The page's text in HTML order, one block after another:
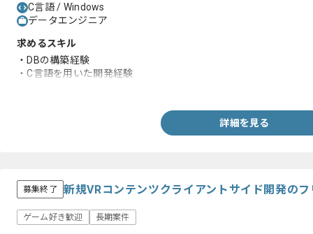
C言語 / Windows
データエンジニア
求めるスキル
・DBの構築経験
・C言語を用いた開発経験
詳細を見る
募集終了 新規VRコンテンツクライアントサイド開発の
ゲーム好き歓迎 長期案件